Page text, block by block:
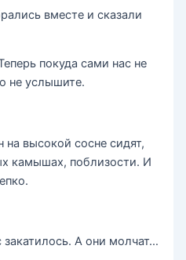
вместе и сказали
покуда сами нас не
не услышите.
высокой сосне сидят,
камышах, поблизости. И
А они молчат…